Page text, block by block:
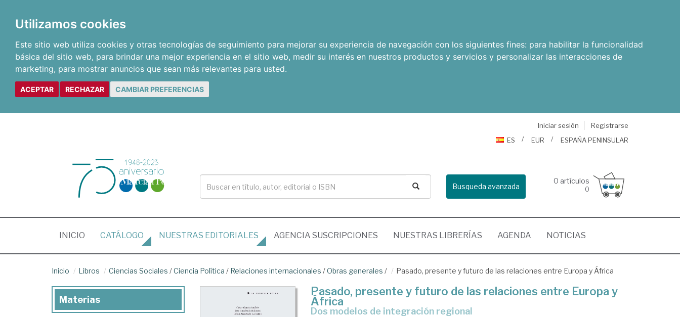
Utilizamos cookies
Este sitio web utiliza cookies y otras tecnologías de seguimiento para mejorar su experiencia de navegación con los siguientes fines: para habilitar la funcionalidad
básica del sitio web, para brindar una mejor experiencia en el sitio web, medir su interés en nuestros productos y servicios y personalizar las interacciones de
marketing, para mostrar anuncios que sean más relevantes para usted.
ACEPTAR RECHAZAR CAMBIAR PREFERENCIAS
Iniciar sesión
Registrarse
ES
EUR ESPAÑA PENINSULAR
Busqueda avanzada
0 artículos
0
INICIO (CURRENT)
CATÁLOGO NUESTRAS EDITORIALES AGENCIA SUSCRIPCIONES NUESTRAS LIBRERÍAS AGENDA NOTICIAS
Inicio Libros Ciencias Sociales /Ciencia Política / Relaciones internacionales /Obras generales / Pasado, presente y futuro de las relaciones entre Europa y África
Pasado, presente y futuro de las relaciones entre Europa y
África
dos modelos de integración regional
Materias